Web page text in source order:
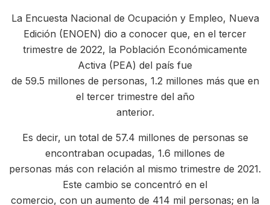
La Encuesta Nacional de Ocupación y Empleo, Nueva
Edición (ENOEN) dio a conocer que, en el tercer
trimestre de 2022, la Población Económicamente
Activa (PEA) del país fue
de 59.5 millones de personas, 1.2 millones más que en
el tercer trimestre del año
anterior.
Es decir, un total de 57.4 millones de personas se
encontraban ocupadas, 1.6 millones de
personas más con relación al mismo trimestre de 2021.
Este cambio se concentró en el
comercio, con un aumento de 414 mil personas; en la